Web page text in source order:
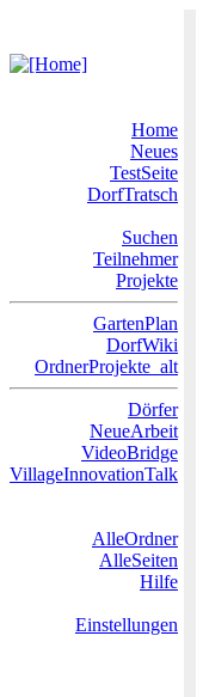
Home
Neues
TestSeite
DorfTratsch
Suchen
Teilnehmer
Projekte
GartenPlan
DorfWiki
OrdnerProjekte_alt
Dörfer
NeueArbeit
VideoBridge
VillageInnovationTalk
AlleOrdner
AlleSeiten
Hilfe
Einstellungen